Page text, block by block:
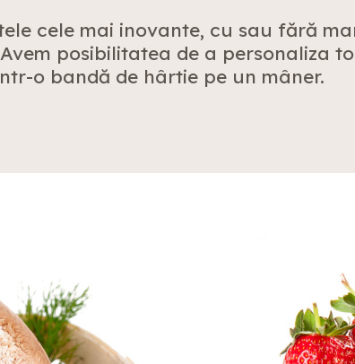
cele mai inovante, cu sau fără
posibilitatea de a personaliza
o bandă de hârtie pe un mâner.